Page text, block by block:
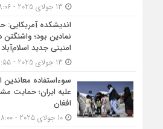
اندیشکده آمریکایی:
نمادین بود؛
امنیتی جدید اسلام‌آباد
سوءاستفاده معاندین
علیه ایران؛ حمایت
افغان
10 جولای 2025 - 18:00